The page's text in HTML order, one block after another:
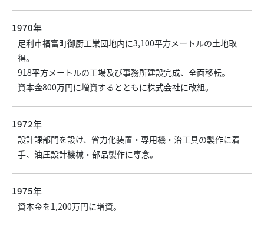
1970年
足利市福富町御厨工業団地内に3,100平方メートルの土地取
得。
918平方メートルの工場及び事務所建設完成、全面移転。
資本金800万円に増資するとともに株式会社に改組。
1972年
設計課部門を設け、省力化装置・専用機・治工具の製作に着
手、油圧設計機械・部品製作に専念。
1975年
資本金を1,200万円に増資。